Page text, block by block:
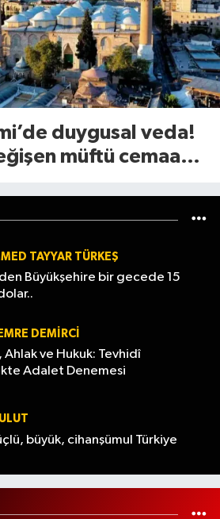
duygusal veda!
müftü cemaate
TAYYAR TÜRKEŞ
Büyükşehire bir gecede 15
DEMIRCI
Ahlak ve Hukuk: Tevhidî
Adalet Denemesi
büyük, cihanşümul Türkiye